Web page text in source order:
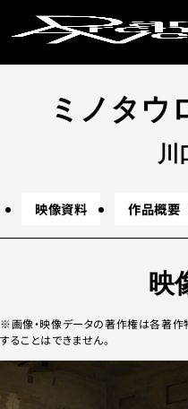
ミノタウ
川
映像資料 作品概要
映
画像・映像データの著作権は各著作
することはできません。
地下野外 テ
コラボレー
上演年代
2020年代